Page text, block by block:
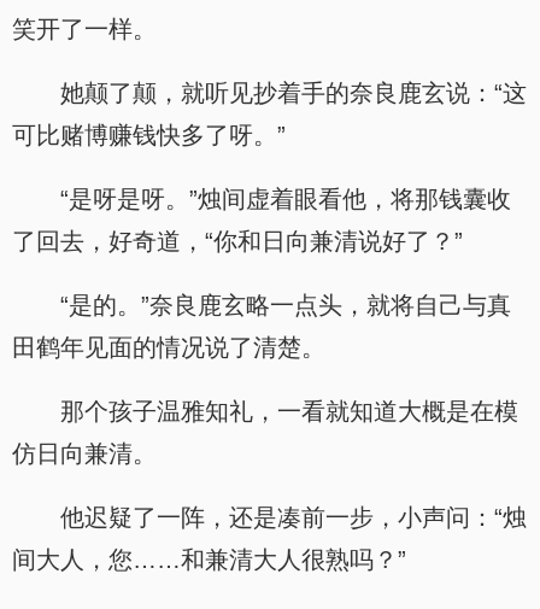
笑开了一样。
她颠了颠，就听见抄着手的奈良鹿玄说：“这
可比赌博赚钱快多了呀。”
“是呀是呀。”烛间虚着眼看他，将那钱囊收
了回去，好奇道，“你和日向兼清说好了？”
“是的。”奈良鹿玄略一点头，就将自己与真
田鹤年见面的情况说了清楚。
那个孩子温雅知礼，一看就知道大概是在模
仿日向兼清。
他迟疑了一阵，还是凑前一步，小声问：“烛
间大人，您……和兼清大人很熟吗？”